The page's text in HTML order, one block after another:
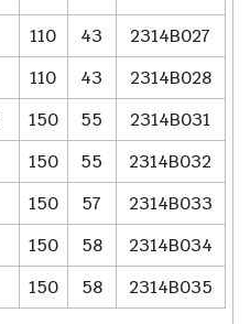
110 43
2314B027
110 43
2314B028
150 55
2314B031
150 55
2314B032
150 57
2314B033
150 58
2314B034
150 58 2314B035